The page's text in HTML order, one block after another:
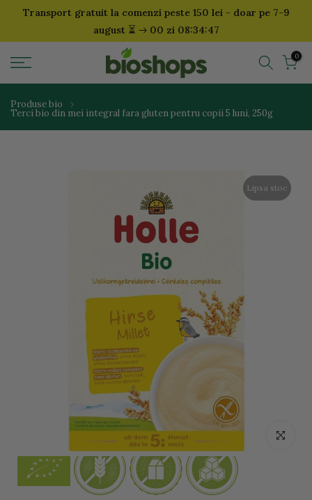
SariTransport gratuit la comenzi peste 150 lei - doar pe 7-9
august ⏳ 00 zi 08:34:47
0
Produse bio
Terci bio din mei integral fara gluten pentru copii 5 luni, 250g
Lipsa stoc
Click